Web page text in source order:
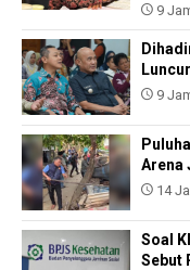
9
9
Arena
14
Soal
Sebut